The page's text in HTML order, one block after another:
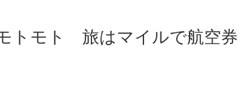
トモト 旅はマイルで航空券